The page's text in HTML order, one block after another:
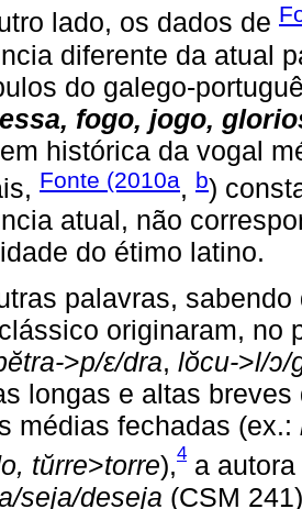
lado, os dados de
diferente da atual
do galego-
fogo, jogo,
histórica da vogal
Fonte (2010a, b)
atual, não
do étimo latino.
palavras,
originaram, no
>p/ɛ/dra, lŏcu->l/ɔ/
longas e altas
médias fechadas (ex.:
tŭrre>torre),4 a
seja/deseja (CSM